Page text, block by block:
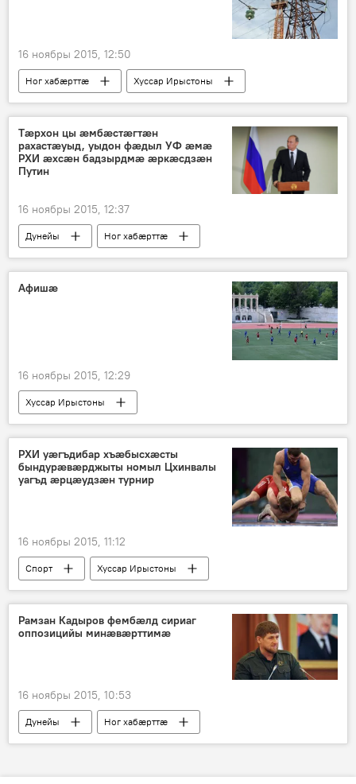
16 ноябры 2015, 12:50
Ног хабӕрттӕ Хуссар Ирыстоны
Тæрхон цы æмбæстæгтæн
рахастæуыд, уыдон фæдыл УФ æмæ
РХИ æхсæн бадзырдмæ æркæсдзæн
Путин
16 ноябры 2015, 12:37
Дунейы Ног хабӕрттӕ
Афишӕ
16 ноябры 2015, 12:29
Хуссар Ирыстоны
РХИ уӕгъдибар хъӕбысхӕсты
бындурӕвӕрджыты номыл Цхинвалы
уагъд ӕрцӕудзӕн турнир
16 ноябры 2015, 11:12
Спорт Хуссар Ирыстоны
Рамзан Кадыров фембæлд сириаг
оппозицийы минæвæрттимæ
16 ноябры 2015, 10:53
Дунейы Ног хабӕрттӕ